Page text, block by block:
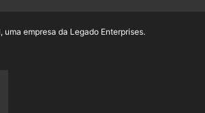
empresa da Legado Enterprises.